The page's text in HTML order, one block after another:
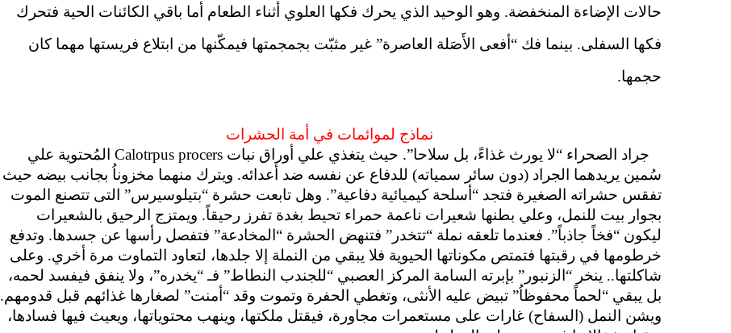
حالات الإضاءة المنخفضة. وهو الوحيد الذي يحرك فكها العلوي أثناء الطعام أما باقي الكائنات الحية فتحرك
فكها السفلى. بينما فك “أفعى الأَصَلة العاصرة” غير مثبّت بجمجمتها فيمكّنها من ابتلاع فريستها مهما كان
حجمها.
نماذج لموائمات في أمة الحشرات
جراد الصحراء “لا يورث غذاءً، بل سلاحا”. حيث يتغذي علي أوراق نبات Calotrpus procers المُحتوية علي
سُمين يريدهما الجراد (دون سائر سمياته) للدفاع عن نفسه ضد أعدائه. ويترك منهما مخزوناُ بجانب بيضه حيث
تفقس حشراته الصغيرة فتجد “أسلحة كيميائية دفاعية”. وهل تابعت حشرة “بتيلوسيرس” التى تتصنع الموت
بجوار بيت للنمل، وعلي بطنها شعيرات ناعمة حمراء تحيط بغدة تفرز رحيقاً. ويمتزج الرحيق بالشعيرات
ليكون “فخاً جاذباً”. فعندما تلعقه نملة “تتخدر” فتنهض الحشرة “المخادعة” فتفصل رأسها عن جسدها. وتدفع
خرطومها في رقبتها فتمتص مكوناتها الحيوية فلا يبقي من النملة إلا جلدها، لتعاود التماوت مرة أخري. وعلى
شاكلتها.. ينخر “الزنبور” بإبرته السامة المركز العصبي “للجندب النطاط” فـ “يخدره”، ولا ينفق فيفسد لحمه،
بل يبقي “لحماً محفوظاُ” تبيض عليه الأنثى، وتغطي الحفرة وتموت وقد “أمنت” لصغارها غذائهم قبل قدومهم.
ويشن النمل (السفاح) غارات على مستعمرات مجاورة، فيقتل ملكتها، وينهب محتوياتها، ويعيث فيها فسادها،